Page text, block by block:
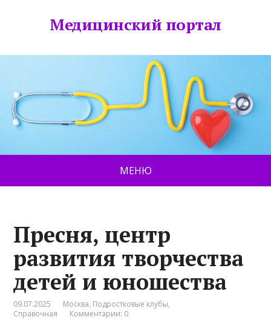
Медицинский портал
МЕНЮ
Пресня, центр
развития творчества
детей и юношества
09.07.2025 Москва, Подростковые клубы,
Справочная
Комментарии: 0